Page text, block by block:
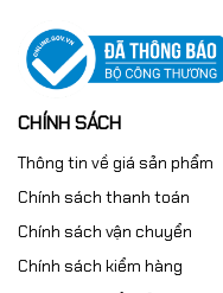
CHÍNH SÁCH
Thông tin về giá sản phẩm
Chính sách thanh toán
Chính sách vận chuyển
Chính sách kiểm hàng